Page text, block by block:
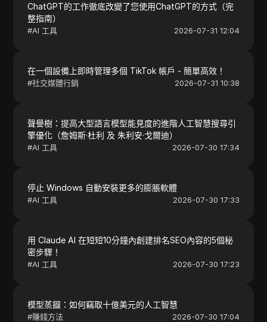
ChatGPT的工作徹底改變了您使用ChatGPT的方式（完
整指南）
#AI 工具 2026-07-31 12:04
在一個設備上即時管理多個 TikTok 帳戶 - 簡單高效！
#社交媒體行銷 2026-07-31 10:38
聲譽樹：提高大型語言模型能見度的進階人工智慧搜尋引
擎優化（詹姆斯·杜利 及 朱利安·戈爾迪）
#AI 工具 2026-07-30 17:34
停止 Windows 自動安裝更多的膨脹軟體
#AI 工具 2026-07-30 17:33
用 Claude AI 在短短10分鐘內創建排名SEO內容的5個秘
密步驟！
#AI 工具 2026-07-30 17:23
模型蒸餾：如何竊取十億美元的人工智慧
#賺錢方法 2026-07-30 17:04